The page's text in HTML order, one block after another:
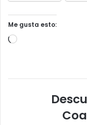
Me gusta esto:
Cargando...